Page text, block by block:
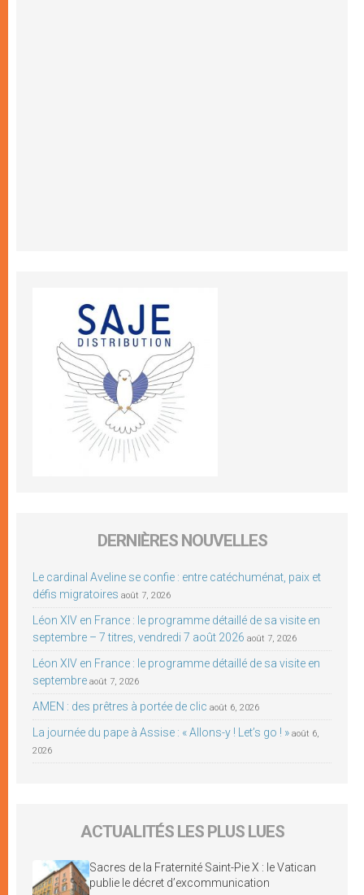
DERNIÈRES NOUVELLES
Le cardinal Aveline se confie : entre catéchuménat, paix et
défis migratoires août 7, 2026
Léon XIV en France : le programme détaillé de sa visite en
septembre – 7 titres, vendredi 7 août 2026 août 7, 2026
Léon XIV en France : le programme détaillé de sa visite en
septembre août 7, 2026
AMEN : des prêtres à portée de clic août 6, 2026
La journée du pape à Assise : « Allons-y ! Let’s go ! » août 6,
2026
ACTUALITÉS LES PLUS LUES
Sacres de la Fraternité Saint-Pie X : le Vatican
publie le décret d’excommunication